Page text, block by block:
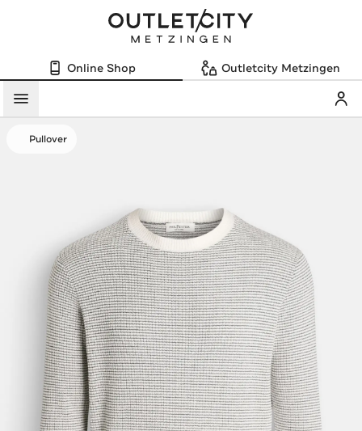
Online Shop Outletcity Metzingen
Menü
Pullover